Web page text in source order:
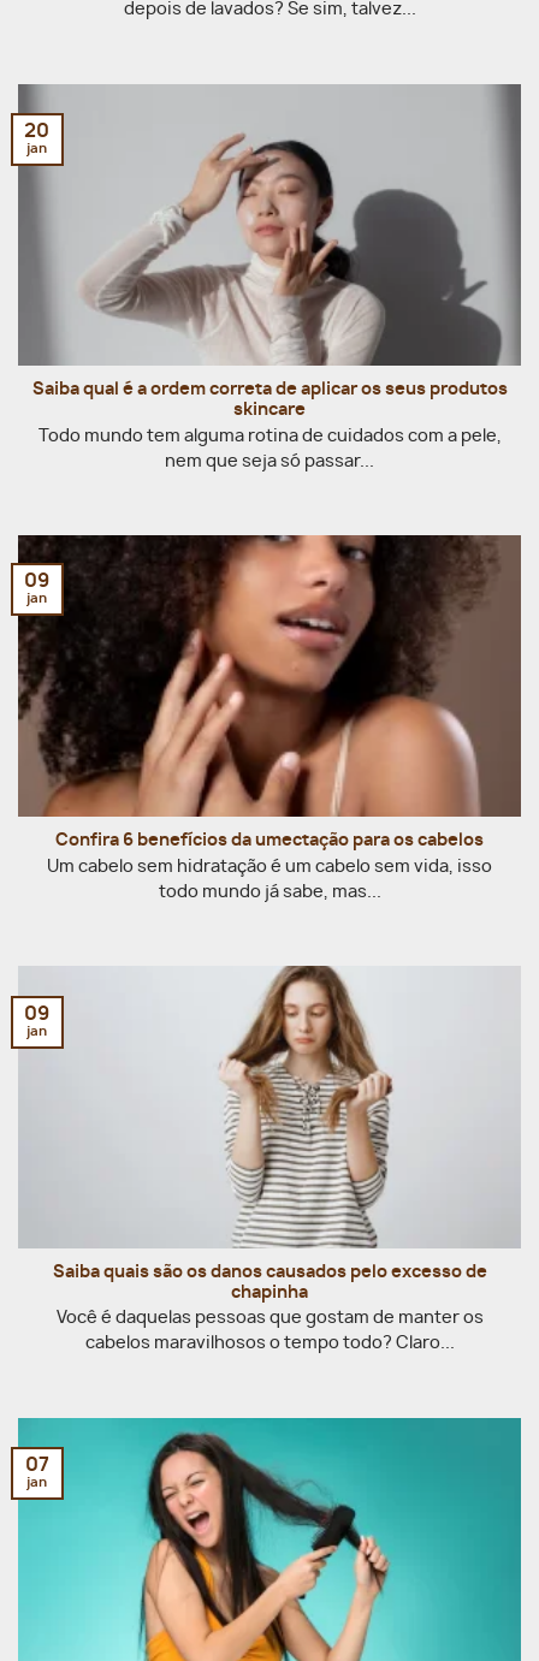
depois de lavados? Se sim, talvez...
Saiba qual é a ordem correta de aplicar os seus produtos
skincare
Todo mundo tem alguma rotina de cuidados com a pele,
nem que seja só passar...
20
jan
Confira 6 benefícios da umectação para os cabelos
Um cabelo sem hidratação é um cabelo sem vida, isso
todo mundo já sabe, mas...
09
jan
Saiba quais são os danos causados pelo excesso de
chapinha
Você é daquelas pessoas que gostam de manter os
cabelos maravilhosos o tempo todo? Claro...
09
jan
07
jan